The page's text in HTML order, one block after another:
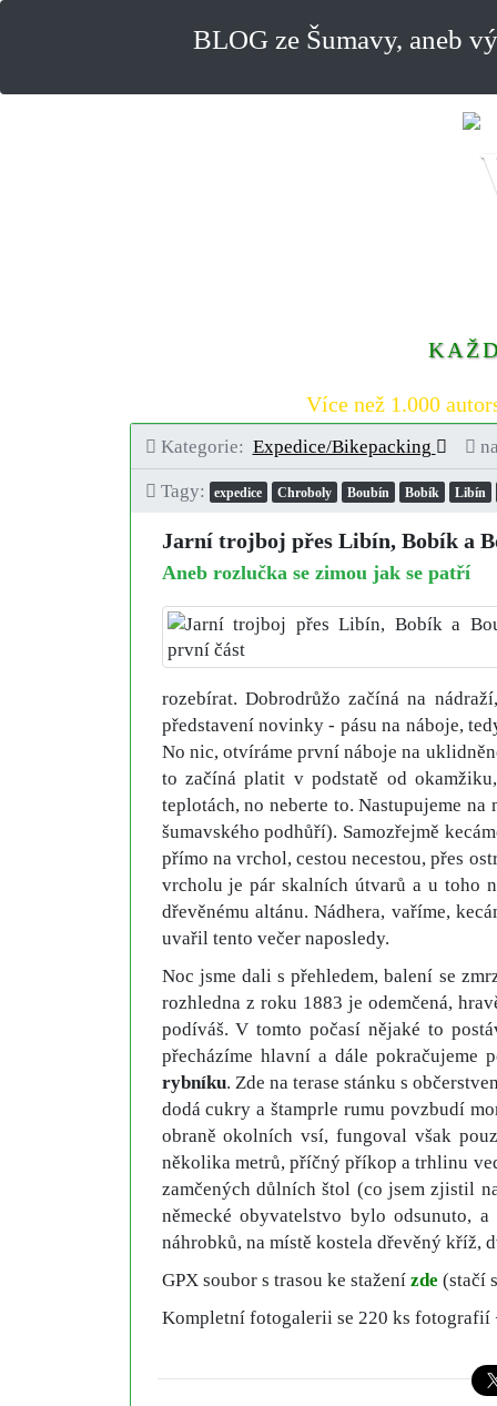
BLOG ze Šumavy, aneb
Více než 1.000
Kategorie: Expedice/Bikepacking
Tagy: expedice Chroboly Boubín Bobík Libín
Jarní trojboj přes Libín, Bobík a
Aneb rozlučka se zimou jak se patří
rozebírat. Dobrodrůžo začíná na
představení novinky - pásu na náboje,
No nic, otvíráme první náboje na
to začíná platit v podstatě od
teplotách, no neberte to. Nastupujeme
šumavského podhůří). Samozřejmě
přímo na vrchol, cestou necestou, přes
vrcholu je pár skalních útvarů a u toho
dřevěnému altánu. Nádhera, vaříme,
uvařil tento večer naposledy.
Noc jsme dali s přehledem, balení se
rozhledna z roku 1883 je odemčená,
podíváš. V tomto počasí nějaké to
přecházíme hlavní a dále pokračujeme
rybníku. Zde na terase stánku s
dodá cukry a štamprle rumu povzbudí
obraně okolních vsí, fungoval však
několika metrů, příčný příkop a trhlinu
zamčených důlních štol (co jsem zjistil
německé obyvatelstvo bylo odsunuto,
náhrobků, na místě kostela dřevěný kříž,
GPX soubor s trasou ke stažení zde (stačí
Kompletní fotogalerii se 220 ks fotografií